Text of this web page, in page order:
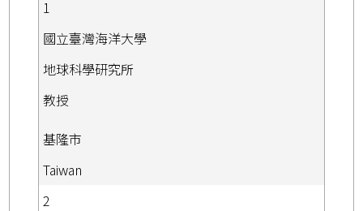
1
國立臺灣海洋大學
地球科學研究所
教授
基隆市
Taiwan
2